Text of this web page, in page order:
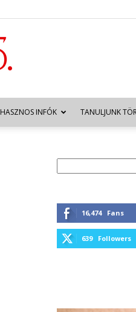
HASZNOS INFÓK TANULJUNK
16,474 Fans
639 Followers